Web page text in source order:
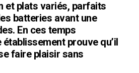
et plats variés, parfaits
batteries avant une
En ces temps
prouve qu’il
faire plaisir sans